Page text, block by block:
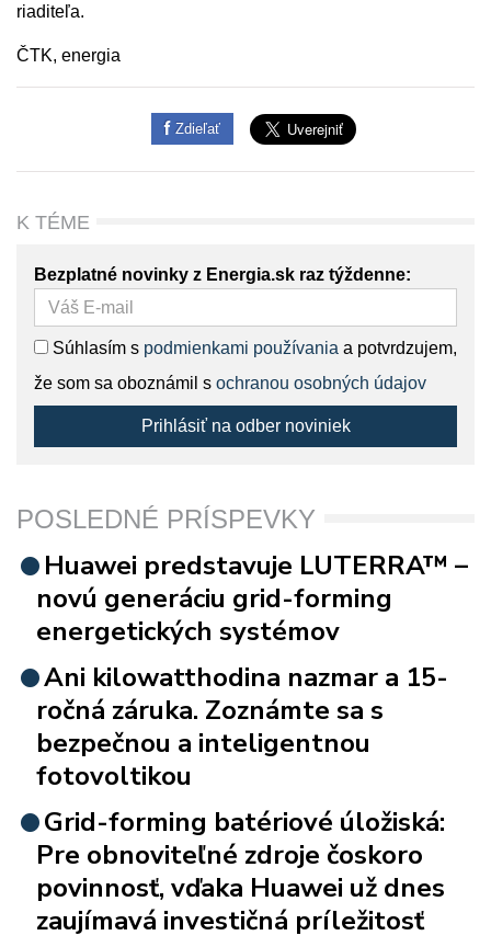
riaditeľa.
ČTK, energia
Zdieľať
K TÉME
Bezplatné novinky z Energia.sk raz týždenne:
Súhlasím s podmienkami používania a potvrdzujem,
že som sa oboznámil s ochranou osobných údajov
Prihlásiť na odber noviniek
POSLEDNÉ PRÍSPEVKY
Huawei predstavuje LUTERRA™ –
novú generáciu grid-forming
energetických systémov
Ani kilowatthodina nazmar a 15-
ročná záruka. Zoznámte sa s
bezpečnou a inteligentnou
fotovoltikou
Grid-forming batériové úložiská:
Pre obnoviteľné zdroje čoskoro
povinnosť, vďaka Huawei už dnes
zaujímavá investičná príležitosť